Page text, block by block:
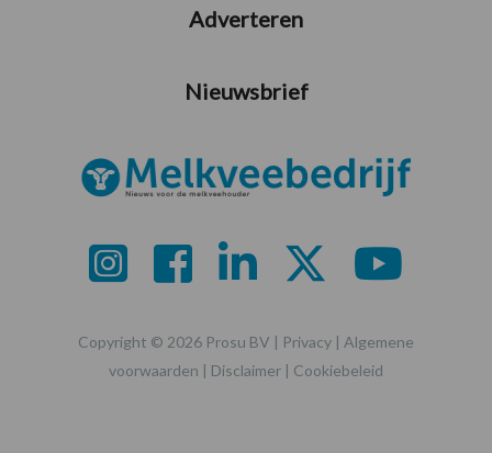
Adverteren
Nieuwsbrief
Copyright © 2026 Prosu BV | Privacy | Algemene
voorwaarden | Disclaimer | Cookiebeleid